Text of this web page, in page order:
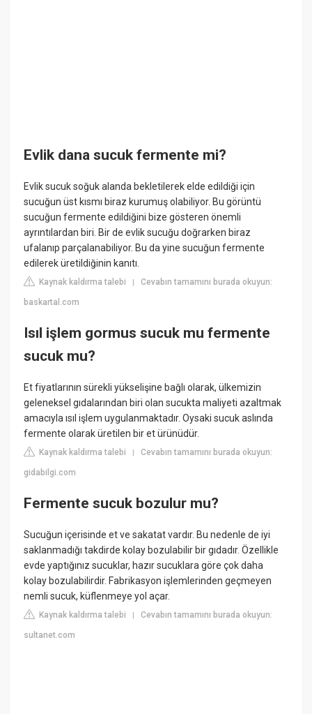
Evlik dana sucuk fermente mi?
Evlik sucuk soğuk alanda bekletilerek elde edildiği için
sucuğun üst kısmı biraz kurumuş olabiliyor. Bu görüntü
sucuğun fermente edildiğini bize gösteren önemli
ayrıntılardan biri. Bir de evlik sucuğu doğrarken biraz
ufalanıp parçalanabiliyor. Bu da yine sucuğun fermente
edilerek üretildiğinin kanıtı.
Kaynak kaldırma talebi |Cevabın tamamını burada okuyun:
baskartal.com
Isıl işlem gormus sucuk mu fermente
sucuk mu?
Et fiyatlarının sürekli yükselişine bağlı olarak, ülkemizin
geleneksel gıdalarından biri olan sucukta maliyeti azaltmak
amacıyla ısıl işlem uygulanmaktadır. Oysaki sucuk aslında
fermente olarak üretilen bir et ürünüdür.
Kaynak kaldırma talebi |Cevabın tamamını burada okuyun:
gidabilgi.com
Fermente sucuk bozulur mu?
Sucuğun içerisinde et ve sakatat vardır. Bu nedenle de iyi
saklanmadığı takdirde kolay bozulabilir bir gıdadır. Özellikle
evde yaptığınız sucuklar, hazır sucuklara göre çok daha
kolay bozulabilirdir. Fabrikasyon işlemlerinden geçmeyen
nemli sucuk, küflenmeye yol açar.
Kaynak kaldırma talebi |Cevabın tamamını burada okuyun:
sultanet.com